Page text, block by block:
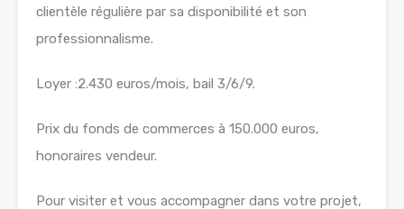
clientèle régulière par sa disponibilité et son
professionnalisme.
Loyer :2.430 euros/mois, bail 3/6/9.
Prix du fonds de commerces à 150.000 euros,
honoraires vendeur.
Pour visiter et vous accompagner dans votre projet,